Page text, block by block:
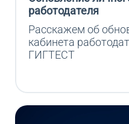
работодателя
Расскажем об
кабинета
ГИГТЕСТ